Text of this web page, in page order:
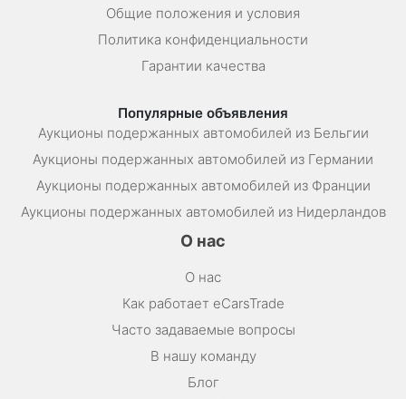
Общие положения и условия
Политика конфиденциальности
Гарантии качества
Популярные объявления
Аукционы подержанных автомобилей из Бельгии
Аукционы подержанных автомобилей из Германии
Аукционы подержанных автомобилей из Франции
Аукционы подержанных автомобилей из Нидерландов
О нас
О нас
Как работает eCarsTrade
Часто задаваемые вопросы
В нашу команду
Блог